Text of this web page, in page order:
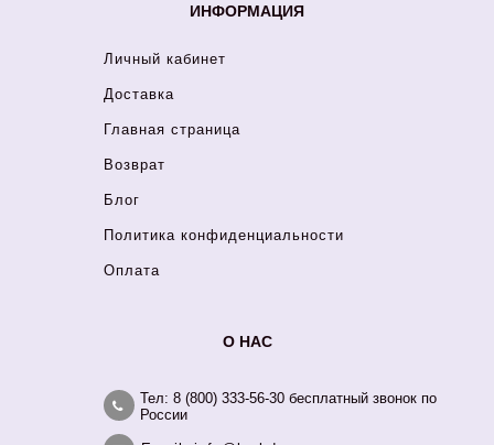
ИНФОРМАЦИЯ
Личный кабинет
Доставка
Главная страница
Возврат
Блог
Политика конфиденциальности
Оплата
О НАС
Тел: 8 (800) 333-56-30 бесплатный звонок по
России